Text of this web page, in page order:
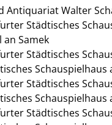
Antiquariat Walter
Städtisches
an Samek
Städtisches
Schauspielhaus
Städtisches
Schauspielhaus
Städtisches